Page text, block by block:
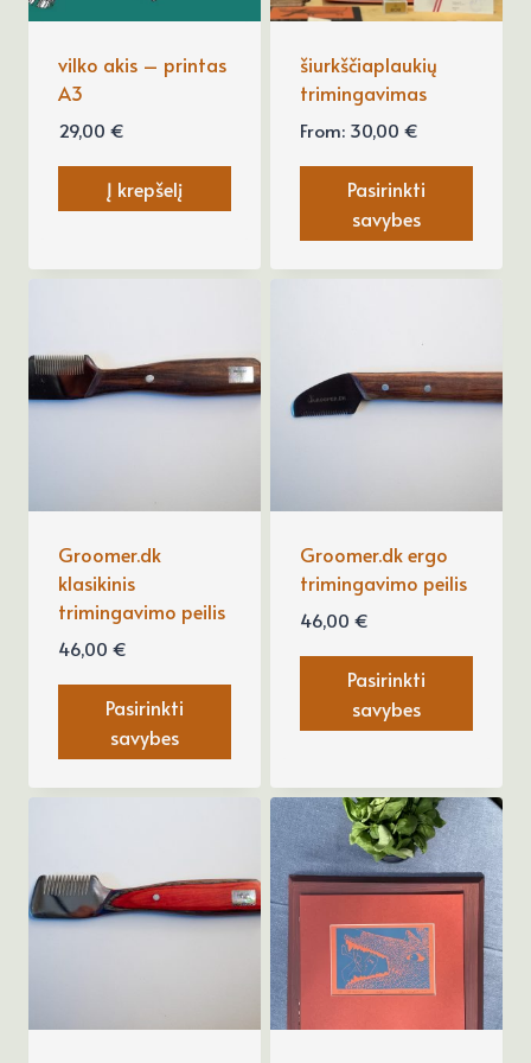
be
chosen
on
the
product
page
vilko akis – printas
A3
29,00 €
Į krepšelį
šiurkščiaplaukių
trimingavimas
From: 30,00 €
Pasirinkti
savybes
variants.
The
be
chosen
on
the
product
page
Groomer.dk
klasikinis
trimingavimo peilis
46,00 €
Pasirinkti
savybes
multiple
variants.
be
Groomer.dk ergo
trimingavimo peilis
46,00 €
Pasirinkti
savybes
has
multiple
variants.
The
options
be